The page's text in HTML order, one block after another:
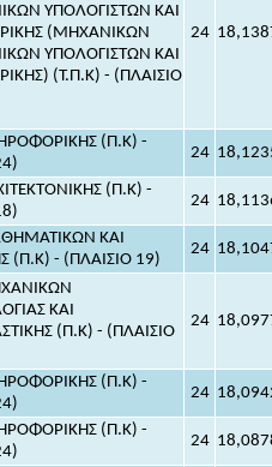
ΥΠΟΛΟΓΙΣΤΩΝ ΚΑΙ
(ΜΗΧΑΝΙΚΩΝ
ΥΠΟΛΟΓΙΣΤΩΝ ΚΑΙ
(Τ.Π.Κ) - (ΠΛΑΙΣΙΟ
24
(Π.Κ) -
24
(Π.Κ) -
24
ΚΑΙ
(Π.Κ) - (ΠΛΑΙΣΙΟ 19)
24
ΚΑΙ
(Π.Κ) - (ΠΛΑΙΣΙΟ
24
(Π.Κ) -
24
(Π.Κ) -
24